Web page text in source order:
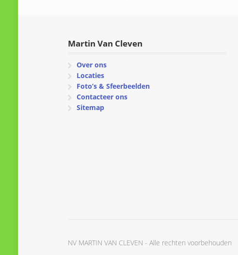
Martin Van Cleven
Over ons
Locaties
Foto’s & Sfeerbeelden
Contacteer ons
Sitemap
NV MARTIN VAN CLEVEN - Alle rechten voorbehouden